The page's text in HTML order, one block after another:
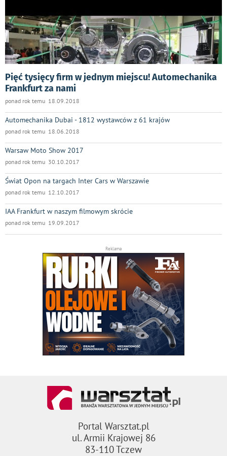
Pięć tysięcy firm w jednym miejscu! Automechanika
Frankfurt za nami
ponad rok temu 18.09.2018
Automechanika Dubai - 1812 wystawców z 61 krajów
ponad rok temu 18.06.2018
Warsaw Moto Show 2017
ponad rok temu 30.10.2017
Świat Opon na targach Inter Cars w Warszawie
ponad rok temu 12.10.2017
IAA Frankfurt w naszym filmowym skrócie
ponad rok temu 19.09.2017
Reklama
Portal Warsztat.pl
ul. Armii Krajowej 86
83-110 Tczew